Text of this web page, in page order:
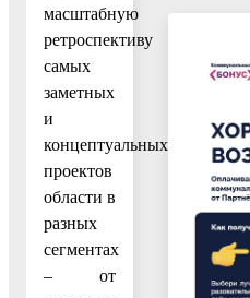
масштабную
ретроспективу
самых
заметных
и
концептуальных
проектов
области в
разных
сегментах
– от